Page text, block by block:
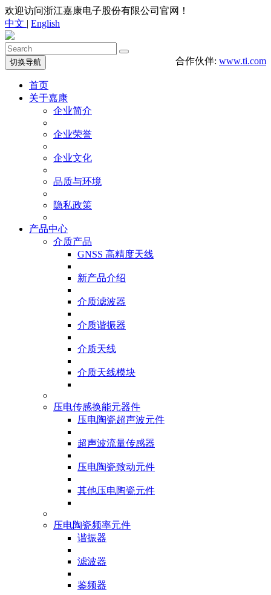
欢迎访问浙江嘉康电子股份有限公司官网！
中文 | English
合作伙伴: www.ti.com
切换导航
首页
关于嘉康
企业简介
企业荣誉
企业文化
品质与环境
隐私政策
产品中心
介质产品
GNSS 高精度天线
新产品介绍
介质滤波器
介质谐振器
介质天线
介质天线模块
压电传感换能元器件
压电陶瓷超声波元件
超声波流量传感器
压电陶瓷致动元件
其他压电陶瓷元件
压电陶瓷频率元件
谐振器
滤波器
鉴频器